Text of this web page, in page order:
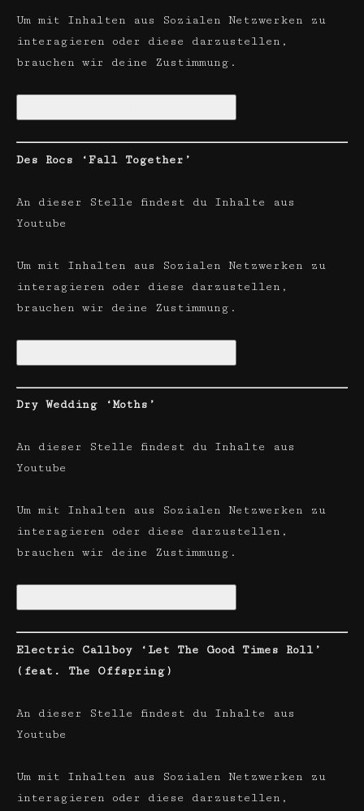
Um mit Inhalten aus Sozialen Netzwerken zu
interagieren oder diese darzustellen,
brauchen wir deine Zustimmung.
Des Rocs ‘Fall Together’
An dieser Stelle findest du Inhalte aus
Youtube
Um mit Inhalten aus Sozialen Netzwerken zu
interagieren oder diese darzustellen,
brauchen wir deine Zustimmung.
Dry Wedding ‘Moths’
An dieser Stelle findest du Inhalte aus
Youtube
Um mit Inhalten aus Sozialen Netzwerken zu
interagieren oder diese darzustellen,
brauchen wir deine Zustimmung.
Electric Callboy ‘Let The Good Times Roll’
(feat. The Offspring)
An dieser Stelle findest du Inhalte aus
Youtube
Um mit Inhalten aus Sozialen Netzwerken zu
interagieren oder diese darzustellen,